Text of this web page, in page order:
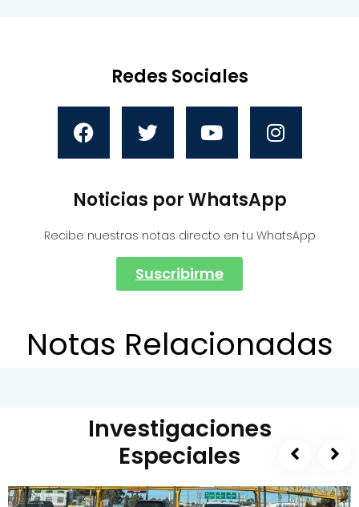
Redes Sociales
Noticias por WhatsApp
Recibe nuestras notas directo en tu WhatsApp
Suscribirme
Notas Relacionadas
Investigaciones
Especiales